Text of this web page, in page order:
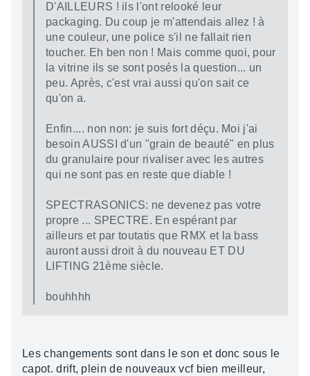
D'AILLEURS ! ils l'ont relooké leur
packaging. Du coup je m'attendais allez ! à
une couleur, une police s'il ne fallait rien
toucher. Eh ben non ! Mais comme quoi, pour
la vitrine ils se sont posés la question... un
peu. Après, c'est vrai aussi qu'on sait ce
qu'on a.
Enfin.... non non: je suis fort déçu. Moi j'ai
besoin AUSSI d'un "grain de beauté" en plus
du granulaire pour rivaliser avec les autres
qui ne sont pas en reste que diable !
SPECTRASONICS: ne devenez pas votre
propre ... SPECTRE. En espérant par
ailleurs et par toutatis que RMX et la bass
auront aussi droit à du nouveau ET DU
LIFTING 21ème siècle.
bouhhhh
Les changements sont dans le son et donc sous le
capot. drift, plein de nouveaux vcf bien meilleur,